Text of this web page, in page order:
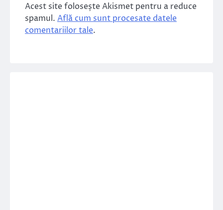
Acest site folosește Akismet pentru a reduce
spamul. Află cum sunt procesate datele
comentariilor tale.